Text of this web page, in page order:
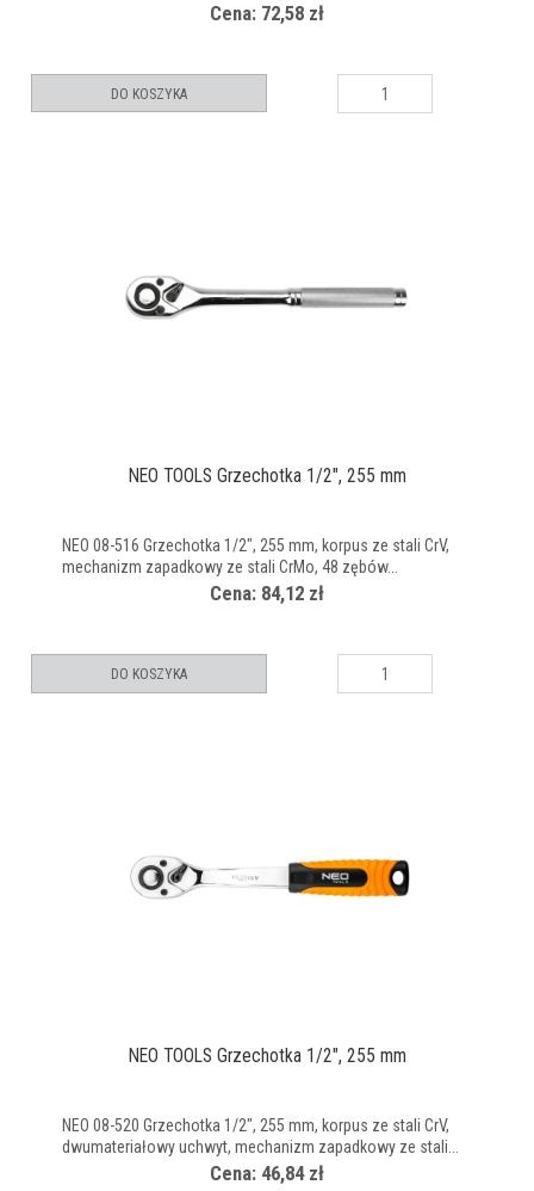
Cena: 72,58 zł
DO KOSZYKA
NEO TOOLS Grzechotka 1/2", 255 mm
NEO 08-516 Grzechotka 1/2", 255 mm, korpus ze stali CrV,
mechanizm zapadkowy ze stali CrMo, 48 zębów...
Cena: 84,12 zł
DO KOSZYKA
NEO TOOLS Grzechotka 1/2", 255 mm
NEO 08-520 Grzechotka 1/2", 255 mm, korpus ze stali CrV,
dwumateriałowy uchwyt, mechanizm zapadkowy ze stali...
Cena: 46,84 zł